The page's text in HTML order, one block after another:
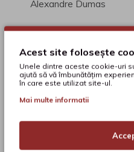
Alexandre Dumas
ADAUGĂ ÎN COŞ
Acest site folosește
Unele dintre aceste cookie-uri
ajută să vă îmbunătățim
în care este utilizat site-ul.
Mai multe informatii